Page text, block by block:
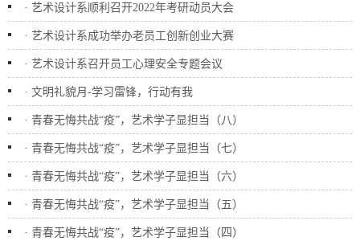
· 艺术设计系顺利召开2022年考研动员大会
· 艺术设计系成功举办老员工创新创业大赛
· 艺术设计系召开员工心理安全专题会议
· 文明礼貌月-学习雷锋，行动有我
· 青春无悔共战“疫”，艺术学子显担当（八）
· 青春无悔共战“疫”，艺术学子显担当（七）
· 青春无悔共战“疫”，艺术学子显担当（六）
· 青春无悔共战“疫”，艺术学子显担当（五）
· 青春无悔共战“疫”，艺术学子显担当（四）